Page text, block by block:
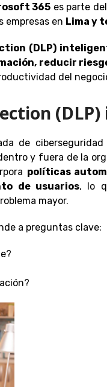
365 es parte
empresas en Lima y
(DLP)
reducir
del
de ciberseguridad
y fuera de la
políticas
de usuarios, lo
mayor.
a preguntas clave: